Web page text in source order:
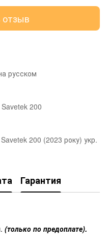
отзыв
русском
200
200 (2023 року) укр.
Гарантия
(только по предоплате).